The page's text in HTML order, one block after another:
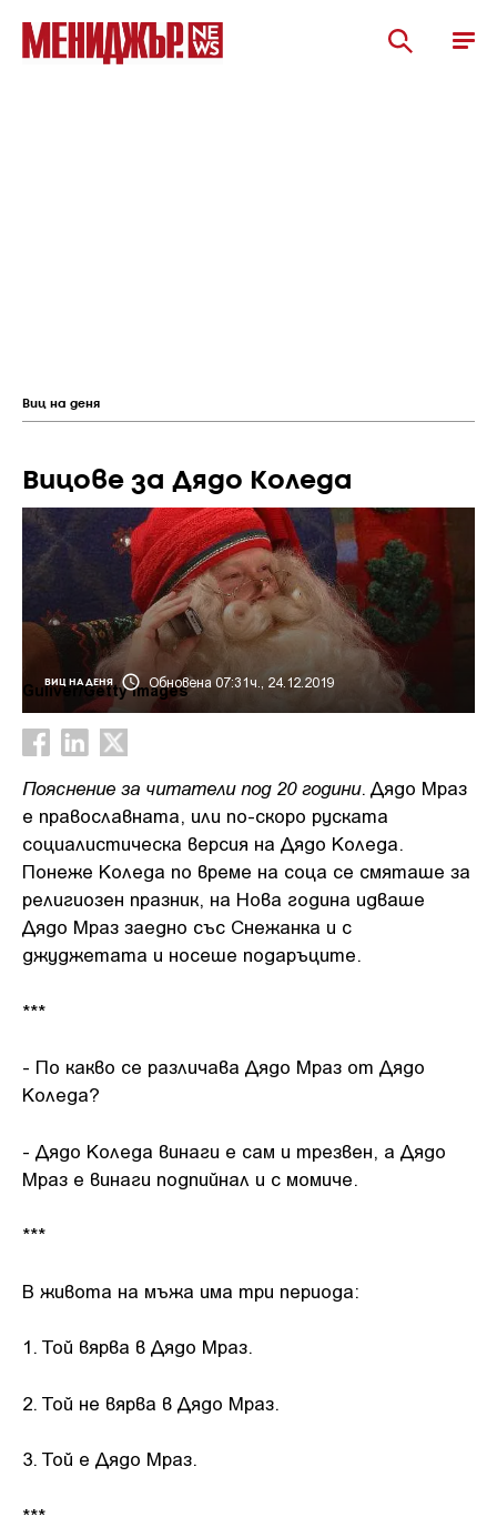
Виц на деня
Вицове за Дядо Коледа
ВИЦ НА ДЕНЯ Обновена 07:31ч., 24.12.2019
Guliver/Getty Images
Пояснение за читатели под 20 години. Дядо Мраз
е православната, или по-скоро руската
социалистическа версия на Дядо Коледа.
Понеже Коледа по време на соца се смяташе за
религиозен празник, на Нова година идваше
Дядо Мраз заедно със Снежанка и с
джуджетата и носеше подаръците.
***
- По какво се различава Дядо Мраз от Дядо
Коледа?
- Дядо Коледа винаги e сам и трезвен, а Дядо
Мраз е винаги подпийнал и с момиче.
***
В живота на мъжа има три периода:
1. Той вярва в Дядо Мраз.
2. Той не вярва в Дядо Мраз.
3. Той е Дядо Мраз.
***